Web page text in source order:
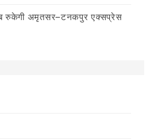
रुकेगी अमृतसर–टनकपुर एक्सप्रेस